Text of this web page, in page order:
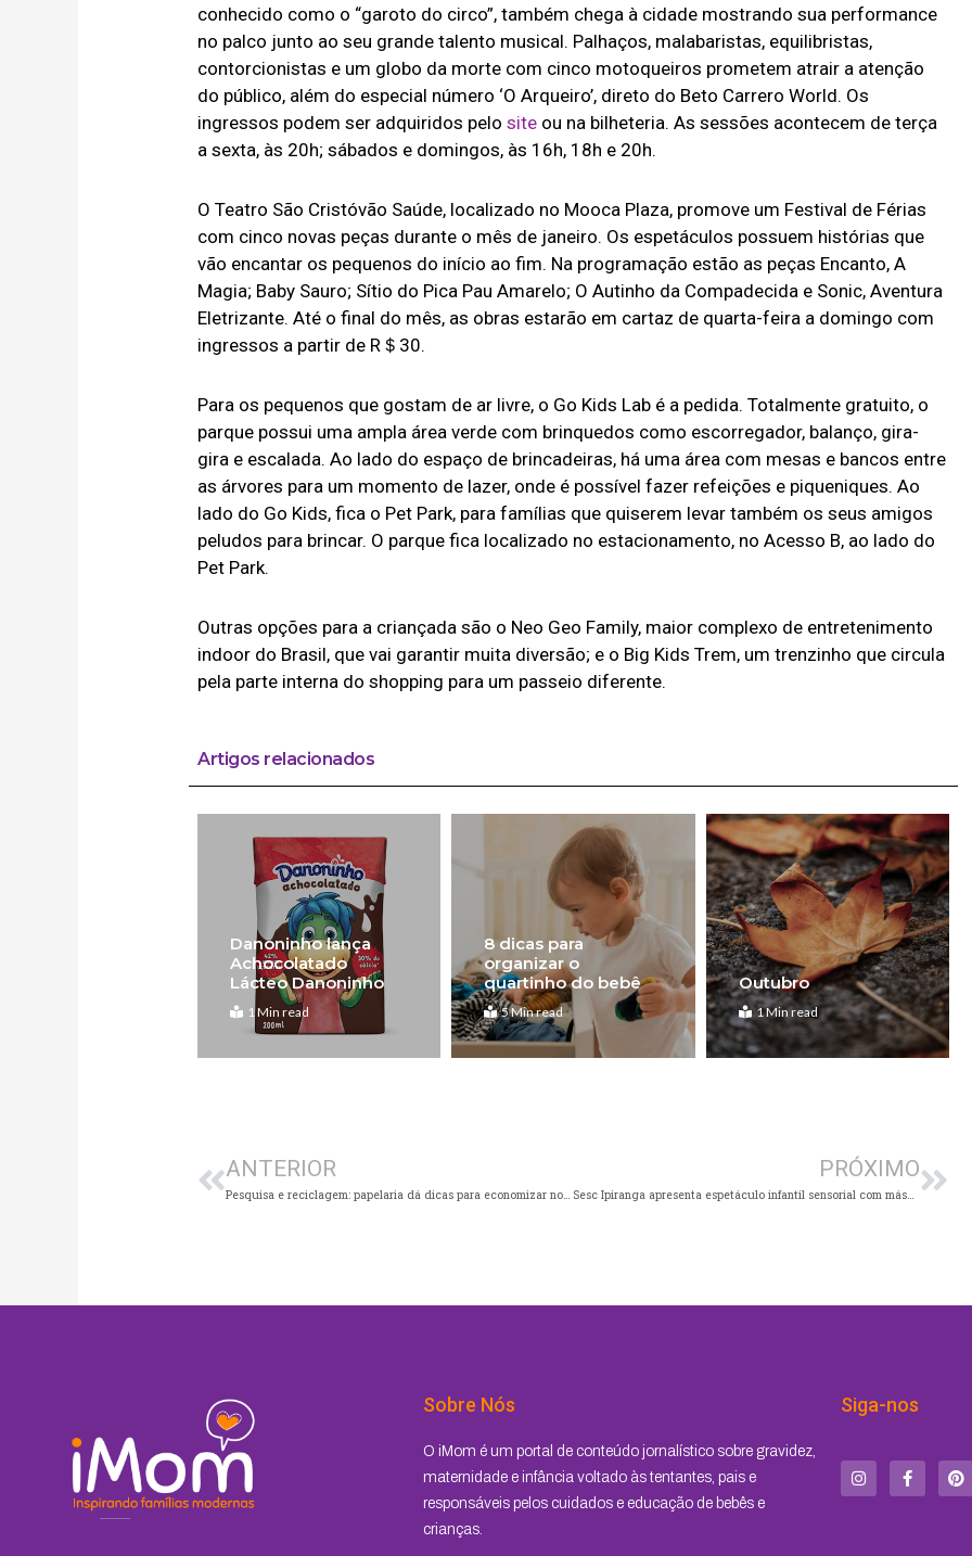
conhecido como o “garoto do circo”, também chega à cidade mostrando sua performance
no palco junto ao seu grande talento musical. Palhaços, malabaristas, equilibristas,
contorcionistas e um globo da morte com cinco motoqueiros prometem atrair a atenção
do público, além do especial número ‘O Arqueiro’, direto do Beto Carrero World. Os
ingressos podem ser adquiridos pelosite ou na bilheteria. As sessões acontecem de terça
a sexta, às 20h; sábados e domingos, às 16h, 18h e 20h.
O Teatro São Cristóvão Saúde, localizado no Mooca Plaza, promove um Festival de Férias
com cinco novas peças durante o mês de janeiro. Os espetáculos possuem histórias que
vão encantar os pequenos do início ao fim. Na programação estão as peças Encanto, A
Magia; Baby Sauro; Sítio do Pica Pau Amarelo; O Autinho da Compadecida e Sonic, Aventura
Eletrizante. Até o final do mês, as obras estarão em cartaz de quarta-feira a domingo com
ingressos a partir de R＄30.
Para os pequenos que gostam de ar livre, o Go Kids Lab é a pedida. Totalmente gratuito, o
parque possui uma ampla área verde com brinquedos como escorregador, balanço, gira-
gira e escalada. Ao lado do espaço de brincadeiras, há uma área com mesas e bancos entre
as árvores para um momento de lazer, onde é possível fazer refeições e piqueniques. Ao
lado do Go Kids, fica o Pet Park, para famílias que quiserem levar também os seus amigos
peludos para brincar. O parque fica localizado no estacionamento, no Acesso B, ao lado do
Pet Park.
Outras opções para a criançada são o Neo Geo Family, maior complexo de entretenimento
indoor do Brasil, que vai garantir muita diversão; e o Big Kids Trem, um trenzinho que circula
pela parte interna do shopping para um passeio diferente.
Artigos relacionados
Danoninho lança
Achocolatado
Lácteo Danoninho
1 Min read
8 dicas para
organizar o
quartinho do bebê
5 Min read
Outubro
1 Min read
ANTERIOR PRÓXIMO
Sobre Nós
O iMom é um portal de conteúdo jornalístico sobre gravidez,
maternidade e infância voltado às tentantes, pais e
responsáveis pelos cuidados e educação de bebês e
crianças.
Siga-nos
n
s
t
a
c
e
i
n
t